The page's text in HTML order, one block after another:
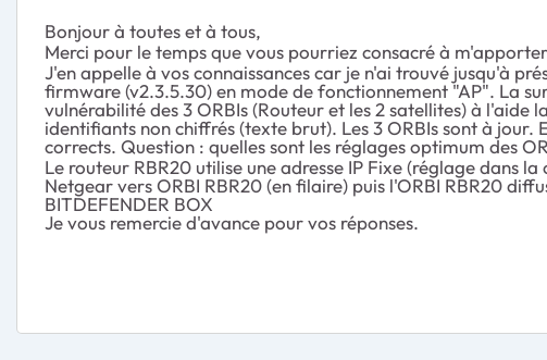
Bonjour à toutes et à tous,
Merci pour le temps que vous pourriez consacré à
J'en appelle à vos connaissances car je n'ai trouvé jusqu'à
firmware (v2.3.5.30) en mode de fonctionnement "AP". La
vulnérabilité des 3 ORBIs (Routeur et les 2 satellites) à
identifiants non chiffrés (texte brut). Les 3 ORBIs sont à
corrects. Question : quelles sont les réglages optimum des
Le routeur RBR20 utilise une adresse IP Fixe (réglage dans
Netgear vers ORBI RBR20 (en filaire) puis l'ORBI RBR20
BITDEFENDER BOX
Je vous remercie d'avance pour vos réponses.